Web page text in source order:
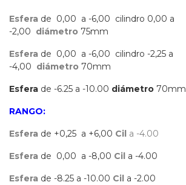
Esfera de 0,00 a -6,00 cilindro 0,00 a
-2,00 diámetro 75mm
Esfera de 0,00 a -6,00 cilindro -2,25 a
-4,00 diámetro 70mm
Esfera de -6.25 a -10.00 diámetro 70mm
RANGO:
Esfera de +0,25 a +6,00 Cil a -4.00
Esfera de 0,00 a -8,00 Cil a -4.00
Esfera de -8.25 a -10.00 Cil a -2.00